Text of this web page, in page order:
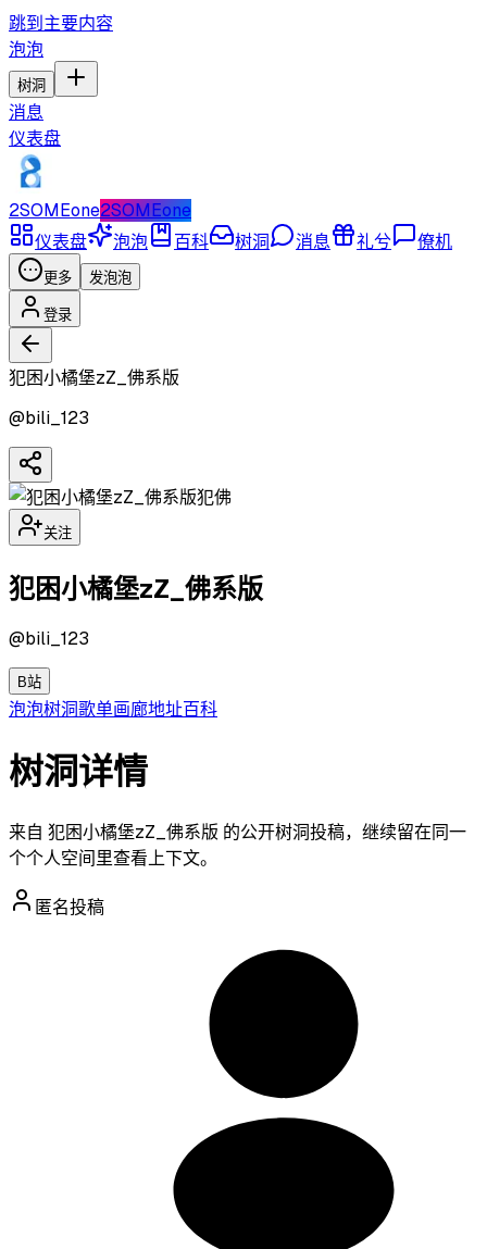
跳到主要内容
泡泡
树洞
消息
仪表盘
2SOMEone2SOMEone
仪表盘
泡泡 百科 树洞 消息 礼兮 僚机
更多 发泡泡
登录
犯困小橘堡zZ_佛系版
@bili_123
犯佛
关注
犯困小橘堡zZ_佛系版
@bili_123
B站
泡泡树洞歌单画廊地址百科
树洞详情
来自 犯困小橘堡zZ_佛系版 的公开树洞投稿，继续留在同一
个个人空间里查看上下文。
匿名投稿